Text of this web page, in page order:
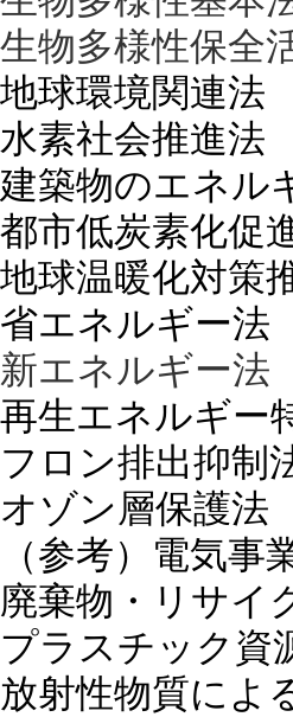
生物多様性保全
地球環境関連法
水素社会推進法
建築物のエネル
都市低炭素化促
地球温暖化対策
省エネルギー法
新エネルギー法
再生エネルギー
フロン排出抑制
オゾン層保護法
（参考）電気事
廃棄物・リサイ
プラスチック資
放射性物質によ